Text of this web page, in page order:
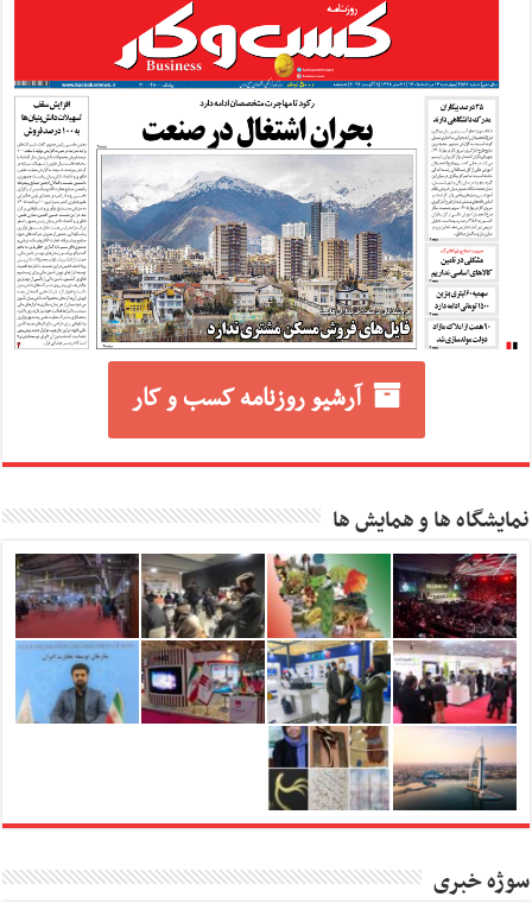
آرشیو روزنامه کسب و کار
نمایشگاه ها و همایش ها
سوژه خبری